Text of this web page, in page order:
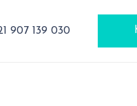
907 139 030